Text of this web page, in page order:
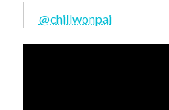
@chillwonpai